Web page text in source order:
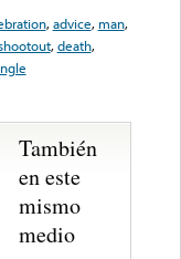
,advice, man,
,death,
También
en este
mismo
medio